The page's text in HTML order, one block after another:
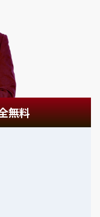
無料